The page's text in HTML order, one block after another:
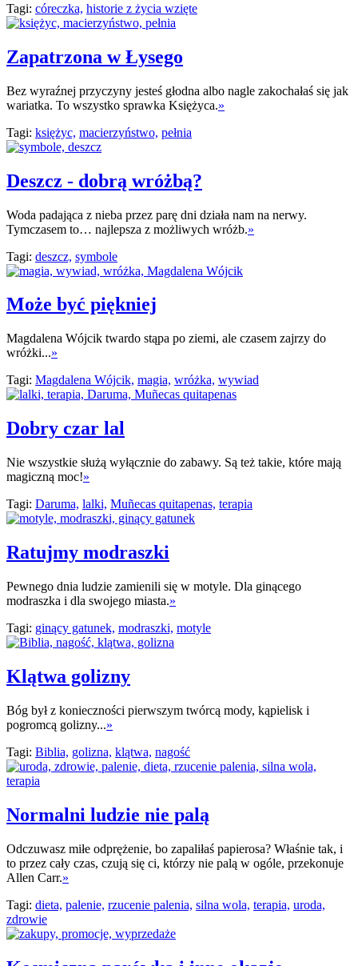
Tagi: córeczka, historie z życia wzięte
Zapatrzona w Łysego
Bez wyraźnej przyczyny jesteś głodna albo nagle zakochałaś się jak
wariatka. To wszystko sprawka Księżyca.»
Tagi: księżyc, macierzyństwo, pełnia
Deszcz - dobrą wróżbą?
Woda padająca z nieba przez parę dni działa nam na nerwy.
Tymczasem to… najlepsza z możliwych wróżb.»
Tagi: deszcz, symbole
Może być piękniej
Magdalena Wójcik twardo stąpa po ziemi, ale czasem zajrzy do
wróżki...»
Tagi: Magdalena Wójcik, magia, wróżka, wywiad
Dobry czar lal
Nie wszystkie służą wyłącznie do zabawy. Są też takie, które mają
magiczną moc!»
Tagi: Daruma, lalki, Muñecas quitapenas, terapia
Ratujmy modraszki
Pewnego dnia ludzie zamienili się w motyle. Dla ginącego
modraszka i dla swojego miasta.»
Tagi: ginący gatunek, modraszki, motyle
Klątwa golizny
Bóg był z konieczności pierwszym twórcą mody, kąpielisk i
pogromcą golizny...»
Tagi: Biblia, golizna, klątwa, nagość
Normalni ludzie nie palą
Odczuwasz miłe odprężenie, bo zapaliłaś papierosa? Właśnie tak, i
to przez cały czas, czują się ci, którzy nie palą w ogóle, przekonuje
Allen Carr.»
Tagi: dieta, palenie, rzucenie palenia, silna wola, terapia, uroda,
zdrowie